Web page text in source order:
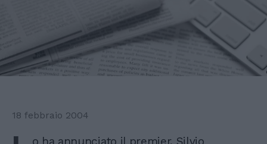
18 febbraio 2004